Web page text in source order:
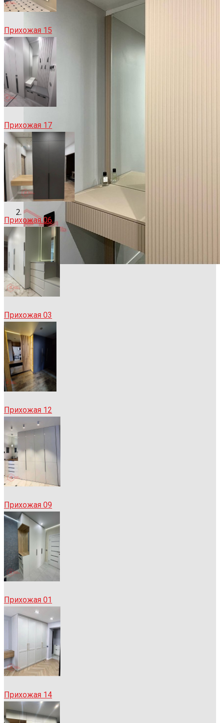
Прихожая 15
Прихожая 17
Прихожая 06
Прихожая 03
Прихожая 12
Прихожая 09
Прихожая 01
Прихожая 14